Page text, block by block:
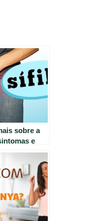
sobre a
e
da